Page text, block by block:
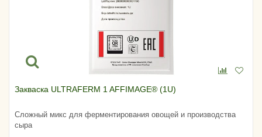
Закваска ULTRAFERM 1 AFFIMAGE® (1U)
Сложный микс для ферментирования овощей и производства
сыра